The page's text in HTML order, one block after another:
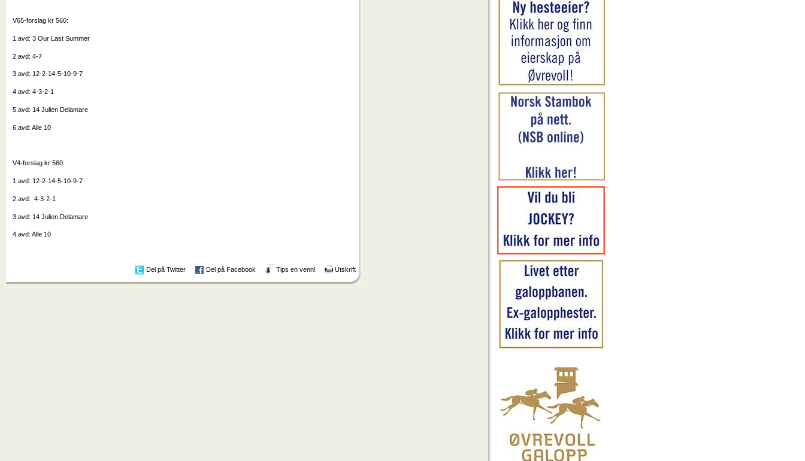
V65-forslag kr 560:
1.avd: 3 Our Last Summer
2.avd: 4-7
3.avd: 12-2-14-5-10-9-7
4.avd: 4-3-2-1
5.avd: 14 Julien Delamare
6.avd: Alle 10
V4-forslag kr 560:
1.avd: 12-2-14-5-10-9-7
2.avd: 4-3-2-1
3.avd: 14 Julien Delamare
4.avd: Alle 10
Del på Twitter Del på Facebook Tips en venn! Utskrift